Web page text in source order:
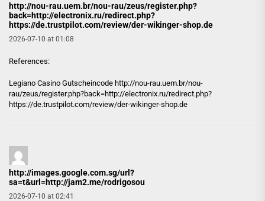
http://nou-rau.uem.br/nou-rau/zeus/register.php?
back=http://electronix.ru/redirect.php?
https://de.trustpilot.com/review/der-wikinger-shop.de
2026-07-10 at 01:08
References:
Legiano Casino Gutscheincode http://nou-rau.uem.br/nou-
rau/zeus/register.php?back=http://electronix.ru/redirect.php?
https://de.trustpilot.com/review/der-wikinger-shop.de
http://images.google.com.sg/url?
sa=t&url=http://jam2.me/rodrigosou
2026-07-10 at 02:41